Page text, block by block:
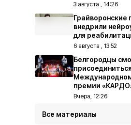
3 августа , 14:26
Грайворонские
внедрили
для
6 августа , 13:52
Белгородцы
премии
Вчера, 12:26
Все материалы